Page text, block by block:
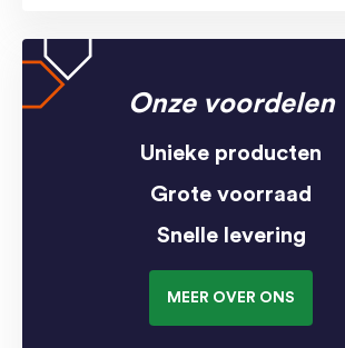
Onze voordelen
Unieke producten
Grote voorraad
Snelle levering
MEER OVER ONS